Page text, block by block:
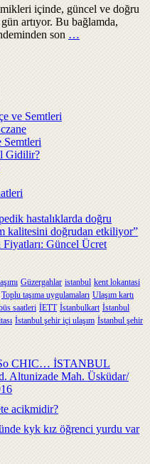
içinde, güncel ve doğru
artıyor. Bu bağlamda,
son …
ve Semtleri
Semtleri
Gidilir?
hastalıklarda doğru
kalitesini doğrudan etkiliyor”
Güncel Ücret
Güzergahlar istanbul kent lokantasi
Toplu taşıma uygulamaları Ulaşım kartı
saatleri İETT İstanbulkart İstanbul
İstanbul şehir içi ulaşım İstanbul şehir
CHIC… İSTANBUL
Altunizade Mah. Üsküdar/
acikmidir?
kyk kız öğrenci yurdu var